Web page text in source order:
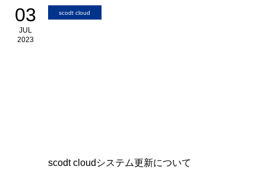
03
JUL
2023
scodt cloud
scodt cloudシステム更新について